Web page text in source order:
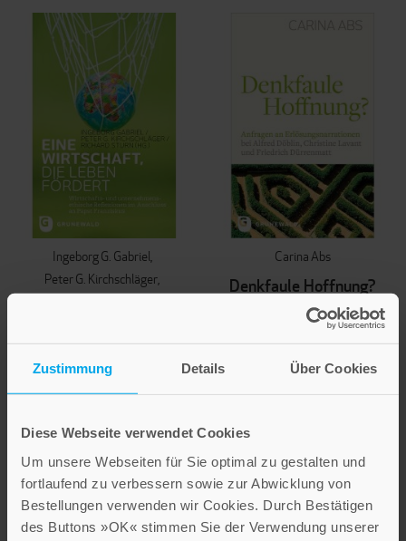
Zustimmung Details Über Cookies
Diese Webseite verwendet Cookies
Um unsere Webseiten für Sie optimal zu gestalten und
fortlaufend zu verbessern sowie zur Abwicklung von
Bestellungen verwenden wir Cookies. Durch Bestätigen
des Buttons »OK« stimmen Sie der Verwendung unserer
Ingeborg G. Gabriel
Peter G. Kirchschläger
unternehmensethische
Papst Franziskus
28,00 €
IN DEN WARENKORB
Carina Abs
Denkfaule Hoffnung?
Anfragen an
Erlösungsnarrationen bei
Lavant und Friedrich
IN DEN WARENKORB